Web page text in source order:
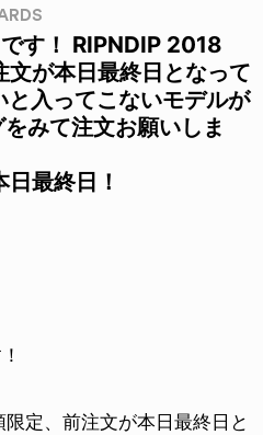
す！ RIPNDIP 2018
が本日最終日となって
と入ってこないモデルが
みて注文お願いしま
最終日！
定、前注文が本日最終日と